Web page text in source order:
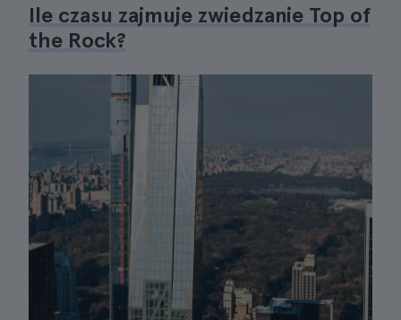
Ile czasu zajmuje zwiedzanie Top of
the Rock?